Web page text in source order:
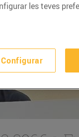
les teves
Configurar